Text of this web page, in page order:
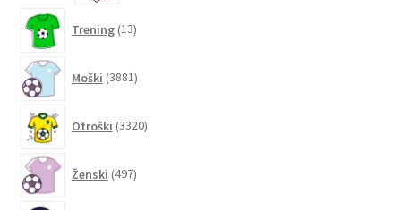
Trening 13izdelkov
Moški 3881izdelkov
Otroški 3320izdelkov
Ženski 497izdelkov